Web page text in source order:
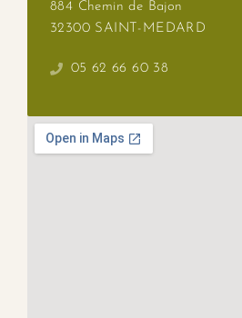
884 Chemin de Bajon
32300 SAINT-MEDARD
05 62 66 60 38